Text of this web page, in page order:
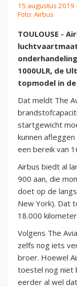
15 augustus 2019
Foto: Airbus
TOULOUSE -
1000ULR, de
topmodel in
Dat meldt The
startgewicht
kunnen
een bereik van
Airbus biedt al
900 aan, die
doet op de
New York). Dat
18.000
Volgens The
zelfs nog iets
broer. Hoewel
toestel nog niet
eerder al wel